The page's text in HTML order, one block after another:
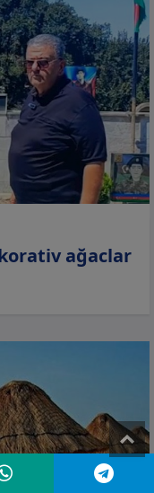
ağaclar